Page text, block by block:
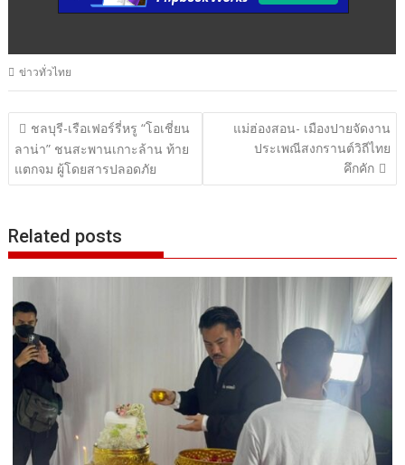
ข่าวทั่วไทย
แนะแนว
เรื่อง
ชลบุรี-เรือเฟอร์รี่หรู “โอเชี่ยน
ลาน่า” ชนสะพานเกาะล้าน ท้าย
แตกจม ผู้โดยสารปลอดภัย
แม่ฮ่องสอน- เมืองปายจัดงาน
ประเพณีสงกรานต์วิถีไทย
คึกคัก
Related posts